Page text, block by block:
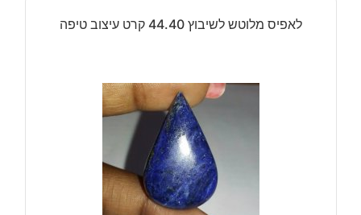
לאפיס מלוטש לשיבוץ 44.40 קרט עיצוב טיפה